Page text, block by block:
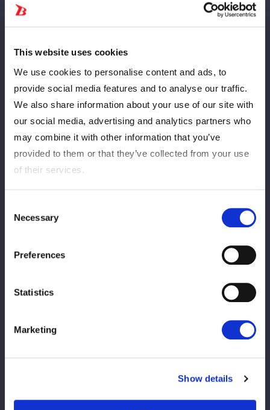
This website uses cookies
We use cookies to personalise content and ads, to
provide social media features and to analyse our traffic.
We also share information about your use of our site with
our social media, advertising and analytics partners who
may combine it with other information that you’ve
provided to them or that they’ve collected from your use
of their services.
Selection
Necessary
Preferences
Statistics
Marketing
Show details
開催日：12月21日（日）
開 場 12:15（FC先行入場／12:00）
詳細：https://wwr-stardom.com/schedule/20251221_osak
a/
※対戦カードは決定次第更新いたします。